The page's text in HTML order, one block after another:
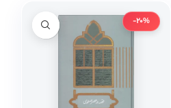
-20%